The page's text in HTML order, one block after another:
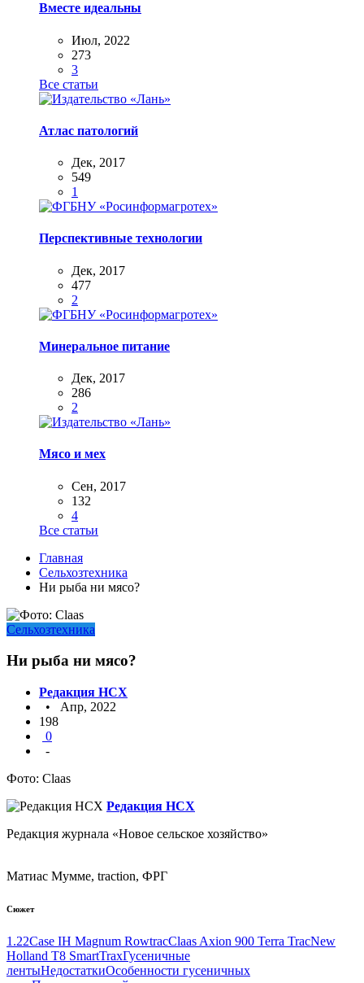
Вместе идеальны
Июл, 2022
273
3
Все статьи
Атлас патологий
Дек, 2017
549
1
Перспективные технологии
Дек, 2017
477
2
Минеральное питание
Дек, 2017
286
2
Мясо и мех
Сен, 2017
132
4
Все статьи
Главная
Сельхозтехника
Ни рыба ни мясо?
Сельхозтехника
Ни рыба ни мясо?
Редакция НСХ
• Апр, 2022
198
0
-
Фото: Claas
Редакция НСХ
Редакция журнала «Новое сельское хозяйство»
Матиас Мумме, traction, ФРГ
Сюжет
1.22Case IH Magnum RowtracClaas Axion 900 Terra TracNew
Holland T8 SmartTraxГусеничные
лентыНедостаткиОсобенности гусеничных